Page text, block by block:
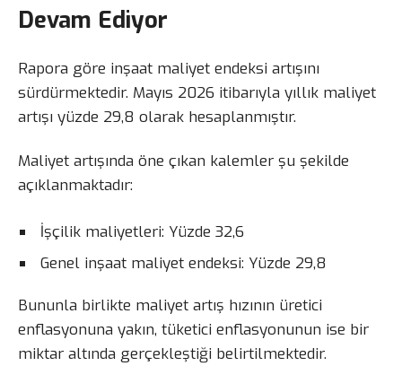
Devam Ediyor
Rapora göre inşaat maliyet endeksi artışını
sürdürmektedir. Mayıs 2026 itibarıyla yıllık maliyet
artışı yüzde 29,8 olarak hesaplanmıştır.
Maliyet artışında öne çıkan kalemler şu şekilde
açıklanmaktadır:
İşçilik maliyetleri: Yüzde 32,6
Genel inşaat maliyet endeksi: Yüzde 29,8
Bununla birlikte maliyet artış hızının üretici
enflasyonuna yakın, tüketici enflasyonunun ise bir
miktar altında gerçekleştiği belirtilmektedir.